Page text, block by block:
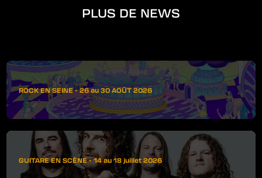
PLUS DE NEWS
ROCK EN SEINE - 26 au 30 AOÛT 2026
GUITARE EN SCÈNE - 14 au 18 juillet 2026